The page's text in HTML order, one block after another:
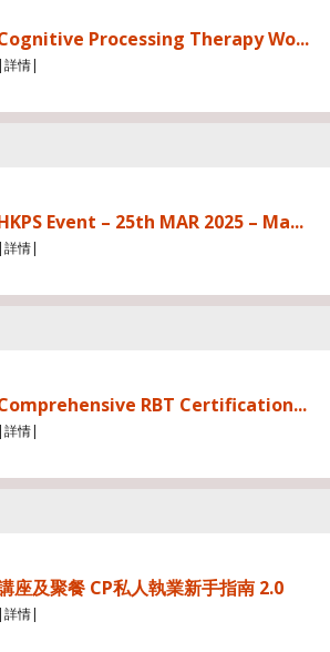
Processing Therapy Wo...
|詳情|
Event – 25th MAR 2025 – Ma...
|詳情|
RBT Certification...
|詳情|
座及聚餐 CP私人執業新手指南 2.0
|詳情|